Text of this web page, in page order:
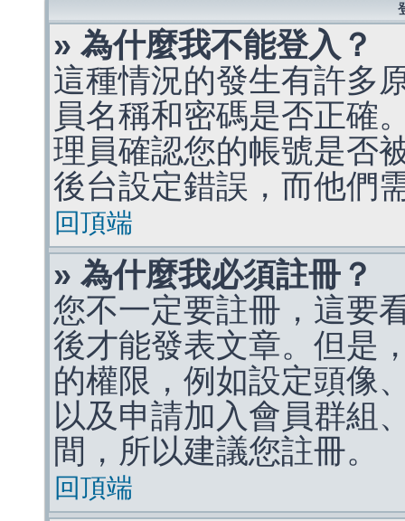
» 為什麼我不能登入？
這種情況的發生有許多
員名稱和密碼是否正確
理員確認您的帳號是否
後台設定錯誤，而他們
回頂端
» 為什麼我必須註冊？
您不一定要註冊，這要
後才能發表文章。但是
的權限，例如設定頭像
以及申請加入會員群組
間，所以建議您註冊。
回頂端